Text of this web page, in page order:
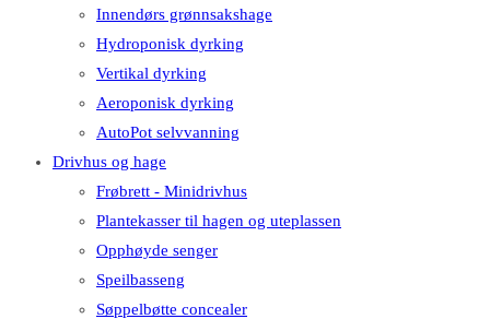
Innendørs grønnsakshage
Hydroponisk dyrking
Vertikal dyrking
Aeroponisk dyrking
AutoPot selvvanning
Drivhus og hage
Frøbrett - Minidrivhus
Plantekasser til hagen og uteplassen
Opphøyde senger
Speilbasseng
Søppelbøtte concealer